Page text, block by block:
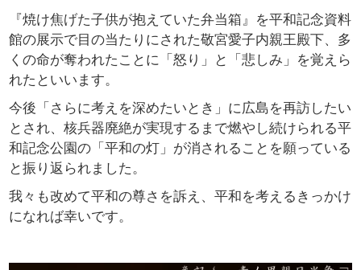
『焼け焦げた子供が抱えていた弁当箱』を平和記念資料
館の展示で目の当たりにされた敬宮愛子内親王殿下、多
くの命が奪われたことに「怒り」と「悲しみ」を覚えら
れたといいます。
今後「さらに考えを深めたいとき」に広島を再訪したい
とされ、核兵器廃絶が実現するまで燃やし続けられる平
和記念公園の「平和の灯」が消されることを願っている
と振り返られました。
我々も改めて平和の尊さを訴え、平和を考えるきっかけ
になれば幸いです。